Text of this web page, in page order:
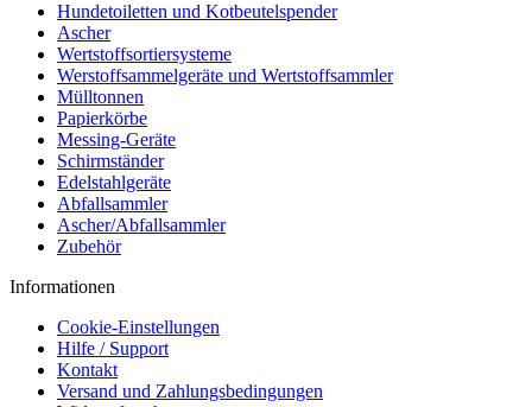
Hundetoiletten und Kotbeutelspender
Ascher
Wertstoffsortiersysteme
Werstoffsammelgeräte und Wertstoffsammler
Mülltonnen
Papierkörbe
Messing-Geräte
Schirmständer
Edelstahlgeräte
Abfallsammler
Ascher/Abfallsammler
Zubehör
Informationen
Cookie-Einstellungen
Hilfe / Support
Kontakt
Versand und Zahlungsbedingungen